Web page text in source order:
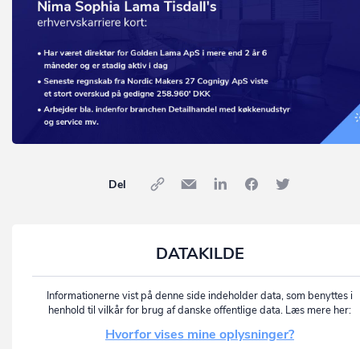
Del
DATAKILDE
Informationerne vist på denne side indeholder data, som benyttes i
henhold til vilkår for brug af danske offentlige data. Læs mere her:
Hvorfor vises mine oplysninger?